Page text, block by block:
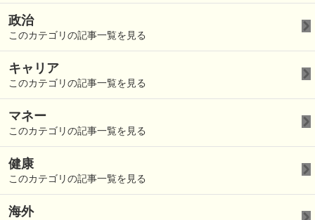
政治
このカテゴリの記事一覧を見る
キャリア
このカテゴリの記事一覧を見る
マネー
このカテゴリの記事一覧を見る
健康
このカテゴリの記事一覧を見る
海外